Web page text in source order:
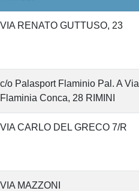
VIA RENATO GUTTUSO, 23
c/o Palasport Flaminio Pal. A Via
Flaminia Conca, 28 RIMINI
VIA CARLO DEL GRECO 7/R
VIA MAZZONI